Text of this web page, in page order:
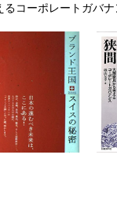
コーポレートガバナ